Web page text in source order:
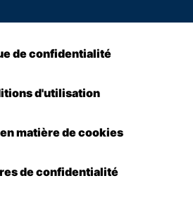
de confidentialité
d'utilisation
matière de cookies
de confidentialité